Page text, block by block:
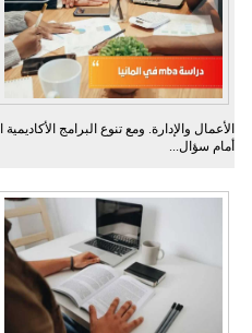
الأعمال والإدارة. ومع تنوع البرامج
أمام سؤال...